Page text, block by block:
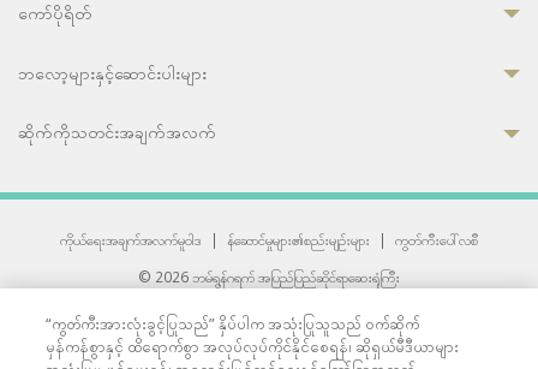
ကော်ပိုရိတ်
ဘလော့များနှင့်ဆောင်းပါးများ
ဆိုက်ကိုသတင်းအချက်အလက်
ကိုယ်ရေးအချက်အလက်မူဝါဒ | န်ဆောင်မှုများ၏စည်းမျဉ်းများ |
ကွတ်ကီးပေါ်လစီ
© 2026 ဘမ်ရွန်ဂရက် အပြည်ပြည်ဆိုင်ရာဆေးရုံကြီး
33 Sukhumvit 3, Wattana, Bangkok 10110 Thailand.
All rights reserved.
“ကွတ်ကီးအားလုံးခွင့်ပြုသည်” နှိပ်ပါက အသုံးပြုသူသည် ဝက်ဆိုက်
မှန်ကန်စွာနှင့် ထိရောက်စွာ အလုပ်လုပ်ကိုင်နိုင်စေရန်၊ ဆိုရှယ်မီဒီယာများ